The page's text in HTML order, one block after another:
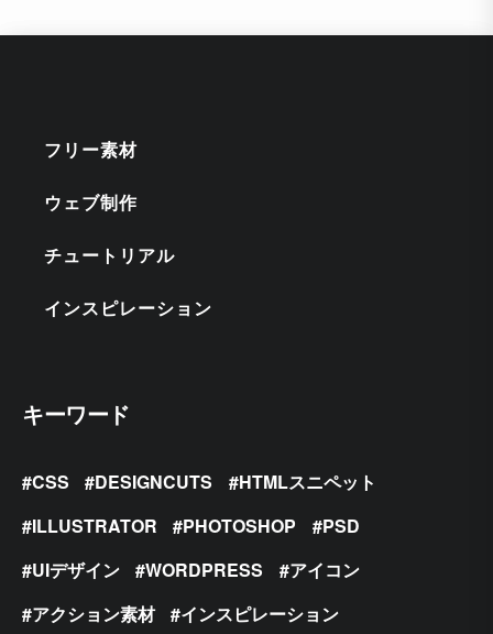
フリー素材
ウェブ制作
チュートリアル
インスピレーション
キーワード
CSS DESIGNCUTS
HTMLスニペット
ILLUSTRATOR
PHOTOSHOP
PSD
UIデザイン
WORDPRESS
アイコン
アクション素材
インスピレーション